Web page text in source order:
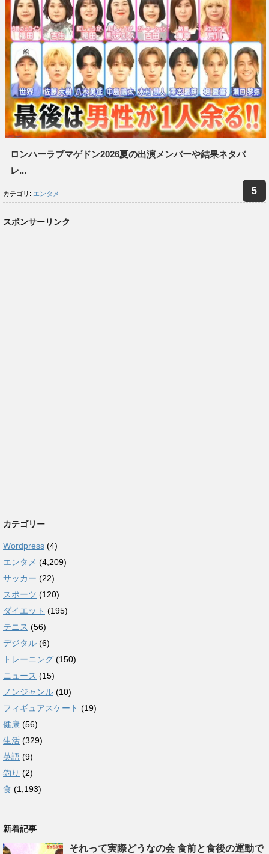
ロンハーラブマゲドン2026夏の出演メンバーや結果ネタバ
レ...
カテゴリ: エンタメ
スポンサーリンク
カテゴリー
Wordpress (4)
エンタメ (4,209)
サッカー (22)
スポーツ (120)
ダイエット (195)
テニス (56)
デジタル (6)
トレーニング (150)
ニュース (15)
ノンジャンル (10)
フィギュアスケート (19)
健康 (56)
生活 (329)
英語 (9)
釣り (2)
食 (1,193)
新着記事
それって実際どうなの会 食前と食後の運動で